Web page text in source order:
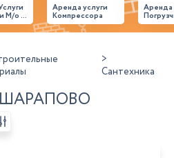
М/о г.
Аренда услуги
Компрессора
Сантехника